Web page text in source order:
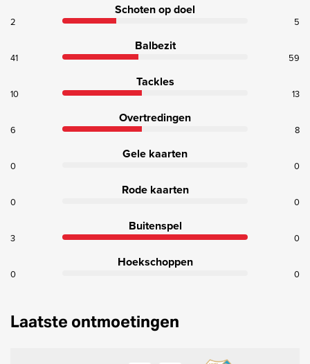
Schoten op doel
2 5
Balbezit
41 59
Tackles
10 13
Overtredingen
6 8
Gele kaarten
0 0
Rode kaarten
0 0
Buitenspel
3 0
Hoekschoppen
0 0
Laatste ontmoetingen